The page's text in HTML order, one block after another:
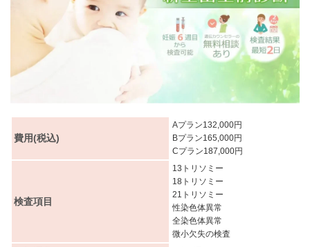
費用(税込)
Aプラン132,000円
Bプラン165,000円
Cプラン187,000円
検査項目
13トリソミー
18トリソミー
21トリソミー
性染色体異常
全染色体異常
微小欠失の検査